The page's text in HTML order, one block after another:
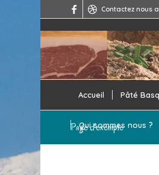
Contactez nous
Accueil Pâté
Qui sommes nous ?
Page d’exemple